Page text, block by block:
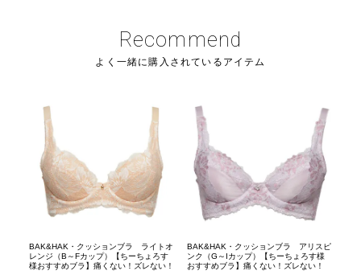
Recommend
よく一緒に購入されているアイテム
BAK&HAK・クッションブラ ライトオ
レンジ（B～Fカップ）【ちーちょろす
様おすすめブラ】痛くない！ズレない！
BAK&HAK・クッションブラ アリスピ
ンク（G～Iカップ）【ちーちょろす様
おすすめブラ】痛くない！ズレない！